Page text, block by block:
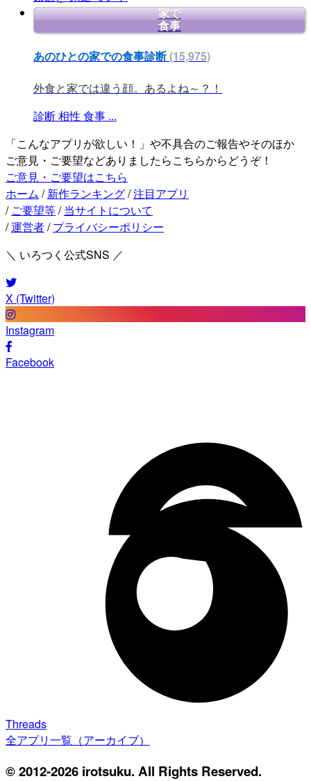
家で
食事
あのひとの家での食事診断(15,975)
外食と家では違う顔。あるよね～？！
診断相性 食事 ...
「こんなアプリが欲しい！」や不具合のご報告やそのほか
ご意見・ご要望などありましたらこちらからどうぞ！
ご意見・ご要望はこちら
ホーム / 新作ランキング/注目アプリ
/ ご要望等/ 当サイトについて
/運営者/ プライバシーポリシー
＼ いろつく公式SNS ／
X (Twitter)
Instagram
Facebook
Threads
全アプリ一覧（アーカイブ）
© 2012-2026 irotsuku. All Rights Reserved.